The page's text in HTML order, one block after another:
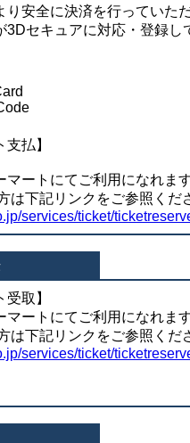
安全に決済を行っていた
セキュアに対応・登録し
支払】
ートにてご利用になれます
下記リンクをご参照くだ
services/ticket/
受取】
ートにてご利用になれます
下記リンクをご参照くだ
services/ticket/